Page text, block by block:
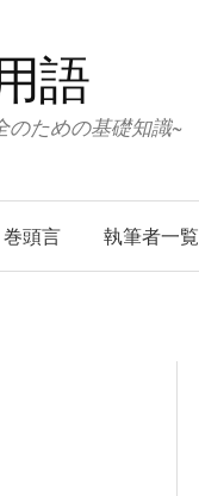
語
のための基礎知識~
巻頭言 執筆者一覧